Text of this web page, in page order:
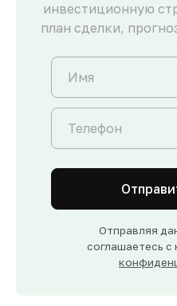
инвестиционную
план сделки,
Отправляя
соглашаетесь с